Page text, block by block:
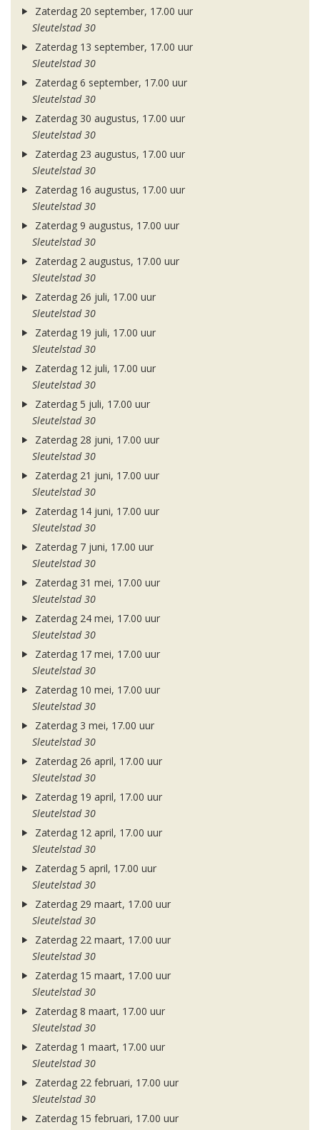
Zaterdag 20 september, 17.00 uur
Sleutelstad 30
Zaterdag 13 september, 17.00 uur
Sleutelstad 30
Zaterdag 6 september, 17.00 uur
Sleutelstad 30
Zaterdag 30 augustus, 17.00 uur
Sleutelstad 30
Zaterdag 23 augustus, 17.00 uur
Sleutelstad 30
Zaterdag 16 augustus, 17.00 uur
Sleutelstad 30
Zaterdag 9 augustus, 17.00 uur
Sleutelstad 30
Zaterdag 2 augustus, 17.00 uur
Sleutelstad 30
Zaterdag 26 juli, 17.00 uur
Sleutelstad 30
Zaterdag 19 juli, 17.00 uur
Sleutelstad 30
Zaterdag 12 juli, 17.00 uur
Sleutelstad 30
Zaterdag 5 juli, 17.00 uur
Sleutelstad 30
Zaterdag 28 juni, 17.00 uur
Sleutelstad 30
Zaterdag 21 juni, 17.00 uur
Sleutelstad 30
Zaterdag 14 juni, 17.00 uur
Sleutelstad 30
Zaterdag 7 juni, 17.00 uur
Sleutelstad 30
Zaterdag 31 mei, 17.00 uur
Sleutelstad 30
Zaterdag 24 mei, 17.00 uur
Sleutelstad 30
Zaterdag 17 mei, 17.00 uur
Sleutelstad 30
Zaterdag 10 mei, 17.00 uur
Sleutelstad 30
Zaterdag 3 mei, 17.00 uur
Sleutelstad 30
Zaterdag 26 april, 17.00 uur
Sleutelstad 30
Zaterdag 19 april, 17.00 uur
Sleutelstad 30
Zaterdag 12 april, 17.00 uur
Sleutelstad 30
Zaterdag 5 april, 17.00 uur
Sleutelstad 30
Zaterdag 29 maart, 17.00 uur
Sleutelstad 30
Zaterdag 22 maart, 17.00 uur
Sleutelstad 30
Zaterdag 15 maart, 17.00 uur
Sleutelstad 30
Zaterdag 8 maart, 17.00 uur
Sleutelstad 30
Zaterdag 1 maart, 17.00 uur
Sleutelstad 30
Zaterdag 22 februari, 17.00 uur
Sleutelstad 30
Zaterdag 15 februari, 17.00 uur